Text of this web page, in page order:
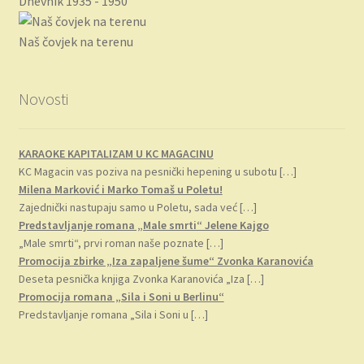
Naš čovjek na terenu
Novosti
KARAOKE KAPITALIZAM U KC MAGACINU
KC Magacin vas poziva na pesnički hepening u subotu […]
Milena Marković i Marko Tomaš u Poletu!
Zajednički nastupaju samo u Poletu, sada već[…]
Predstavljanje romana „Male smrti“ Jelene Kajgo
„Male smrti“, prvi roman naše poznate […]
Promocija zbirke „Iza zapaljene šume“ Zvonka Karanovića
Deseta pesnička knjiga Zvonka Karanovića „Iza […]
Promocija romana „Sila i Soni u Berlinu“
Predstavljanje romana „Sila i Soni u […]